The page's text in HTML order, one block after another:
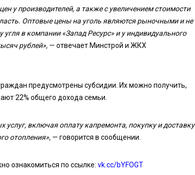
у производителей, а также с увеличением стоимости
Оптовые цены на уголь являются рыночными и не
в компании «Запад Ресурс» и у индивидуального
рублей», — отвечает Минстрой и ЖКХ
предусмотрены субсидии. Их можно получить,
22% общего дохода семьи.
включая оплату капремонта, покупку и доставку
отопления», — говорится в сообщении.
ознакомиться по ссылке: vk.cc/bYFOGT